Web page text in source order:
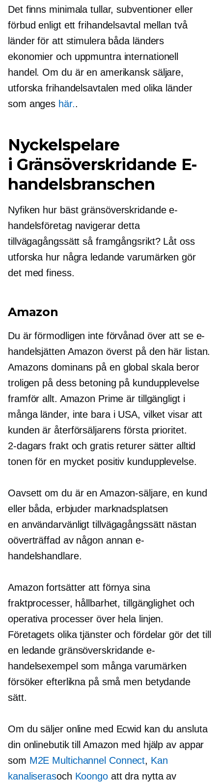
Det finns minimala tullar, subventioner eller
förbud enligt ett frihandelsavtal mellan två
länder för att stimulera båda länders
ekonomier och uppmuntra internationell
handel. Om du är en amerikansk säljare,
utforska frihandelsavtalen med olika länder
som anges här..
Nyckelspelare
i Gränsöverskridande E-
handelsbranschen
Nyfiken hur bästgränsöverskridandee-
handelsföretag navigerar detta
tillvägagångssätt så framgångsrikt? Låt oss
utforska hur några ledande varumärken gör
det med finess.
Amazon
Du är förmodligen inte förvånad över att se e-
handelsjätten Amazon överst på den här listan.
Amazons dominans på en global skala beror
troligen på dess betoning på kundupplevelse
framför allt. Amazon Prime är tillgängligt i
många länder, inte bara i USA, vilket visar att
kunden är återförsäljarens första prioritet.
2-dagars frakt och gratis returer sätter alltid
tonen för en mycket positiv kundupplevelse.
Oavsett om du är en Amazon-säljare, en kund
eller båda, erbjuder marknadsplatsen
en användarvänligt tillvägagångssätt nästan
oöverträffad av någon annan e-
handelshandlare.
Amazon fortsätter att förnya sina
fraktprocesser, hållbarhet, tillgänglighet och
operativa processer över hela linjen.
Företagets olika tjänster och fördelar gör det till
en ledande gränsöverskridande e-
handelsexempel som många varumärken
försöker efterlikna på små men betydande
sätt.
Om du säljer online med Ecwid kan du ansluta
din onlinebutik till Amazon med hjälp av appar
som M2E Multichannel Connect, Kan
kanaliserasoch Koongoatt dra nytta av